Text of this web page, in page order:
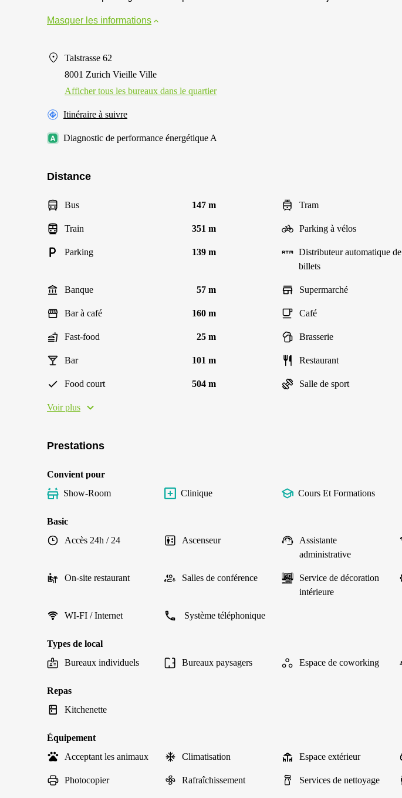
Masquer les informations
Talstrasse 62
8001 Zurich Vieille Ville
Afficher tous les bureaux dans le quartier
Itinéraire à suivre
Diagnostic de performance énergétique A
Distance
Bus 147 m Tram
Train 351 m Parking à vélos
Parking 139 m
Distributeur automatique de
billets
Banque 57 m Supermarché
Bar à café 160 m Café
Fast-food 25 m Brasserie
Bar 101 m Restaurant
Food court 504 m Salle de sport
Voir plus
Prestations
Convient pour
Show-Room
Clinique Cours Et Formations
Basic
Accès 24h / 24
Ascenseur
Assistante
administrative
On-site restaurant Salles de conférence
Service de décoration
intérieure
WI-FI / Internet Système téléphonique
Types de local
Bureaux individuels
Bureaux paysagers Espace de coworking
Repas
Kitchenette
Équipement
Acceptant les animaux
Climatisation Espace extérieur
Photocopier Rafraîchissement Services de nettoyage